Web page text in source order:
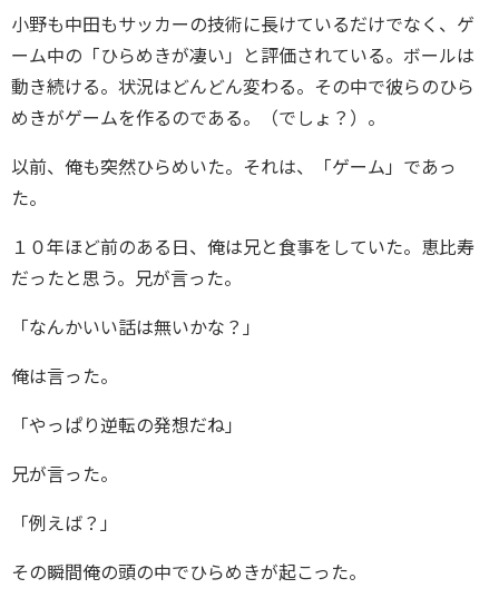
小野も中田もサッカーの技術に長けているだけでなく、ゲ
ーム中の「ひらめきが凄い」と評価されている。ボールは
動き続ける。状況はどんどん変わる。その中で彼らのひら
めきがゲームを作るのである。（でしょ？）。
以前、俺も突然ひらめいた。それは、「ゲーム」であっ
た。
１０年ほど前のある日、俺は兄と食事をしていた。恵比寿
だったと思う。兄が言った。
「なんかいい話は無いかな？」
俺は言った。
「やっぱり逆転の発想だね」
兄が言った。
「例えば？」
その瞬間俺の頭の中でひらめきが起こった。